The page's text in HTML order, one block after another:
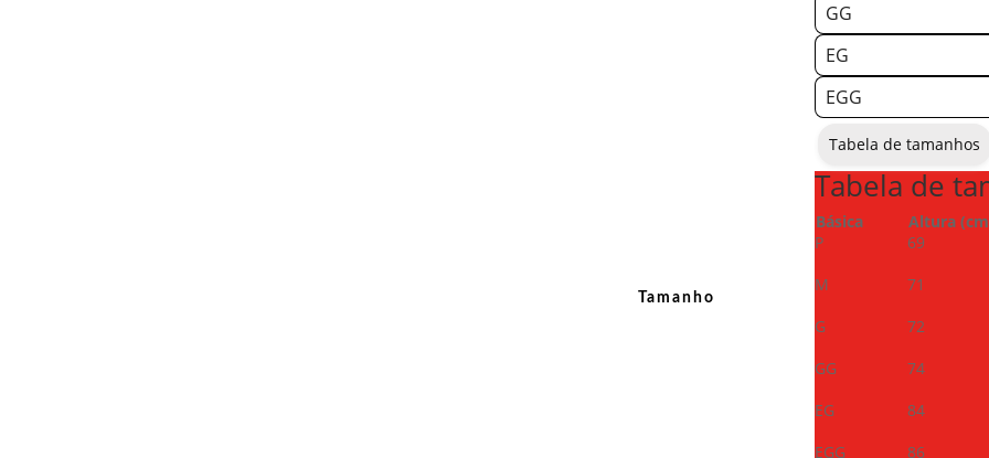
Tamanho
GG
EG
EGG
Tabela de tamanhos
Tabela de
Básica
Altura
P
69
M
71
G
72
GG
74
EG
84
EGG
86